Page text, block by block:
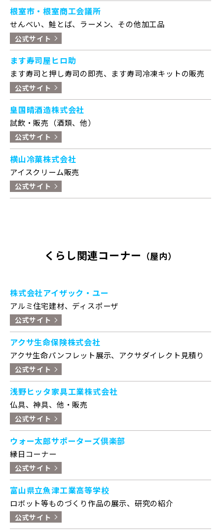
根室市・根室商工会議所
せんべい、鮭とば、ラーメン、その他加工品
公式サイト
ます寿司屋ヒロ助
ます寿司と押し寿司の即売、ます寿司冷凍キットの販売
公式サイト
皇国晴酒造株式会社
試飲・販売（酒類、他）
公式サイト
横山冷菓株式会社
アイスクリーム販売
公式サイト
くらし関連コーナー （屋内）
株式会社アイザック・ユー
アルミ住宅建材、ディスポーザ
公式サイト
アクサ生命保険株式会社
アクサ生命パンフレット展示、アクサダイレクト見積り
公式サイト
浅野ヒッタ家具工業株式会社
仏具、神具、他・販売
公式サイト
ウォー太郎サポーターズ倶楽部
縁日コーナー
公式サイト
富山県立魚津工業高等学校
ロボット等ものづくり作品の展示、研究の紹介
公式サイト